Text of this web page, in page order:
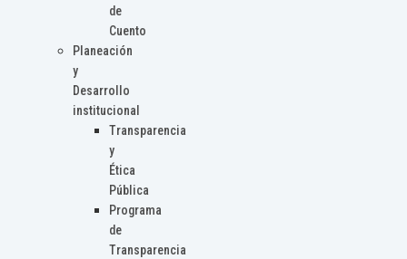
de
Cuento
Planeación
y
Desarrollo
institucional
Transparencia
y
Ética
Pública
Programa
de
Transparencia